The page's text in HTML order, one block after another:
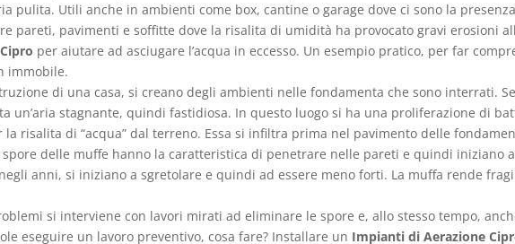
pulita. Utili anche in ambienti come box, cantine o garage dove ci sono la
pareti, pavimenti e soffitte dove la risalita di umidità ha provocato gravi erosioni
per aiutare ad asciugare l’acqua in eccesso. Un esempio pratico, per far
immobile.
di una casa, si creano degli ambienti nelle fondamenta che sono interrati.
un’aria stagnante, quindi fastidiosa. In questo luogo si ha una proliferazione di
la risalita di “acqua” dal terreno. Essa si infiltra prima nel pavimento delle
delle muffe hanno la caratteristica di penetrare nelle pareti e quindi iniziano
anni, si iniziano a sgretolare e quindi ad essere meno forti. La muffa rende
si interviene con lavori mirati ad eliminare le spore e, allo stesso tempo,
eseguire un lavoro preventivo, cosa fare? Installare un Impianti di Aerazione